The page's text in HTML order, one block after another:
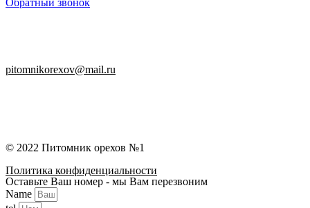
pitomnikorexov@mail.ru
© 2022 Питомник орехов №1
Политика конфиденциальности
Оставьте Ваш номер - мы Вам перезвоним
Name